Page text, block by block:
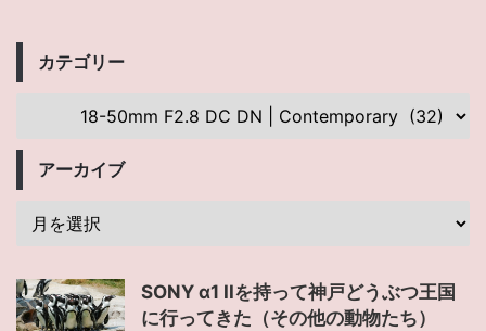
カテゴリー
アーカイブ
SONY α1 IIを持って神戸どうぶつ王国
に行ってきた（その他の動物たち）